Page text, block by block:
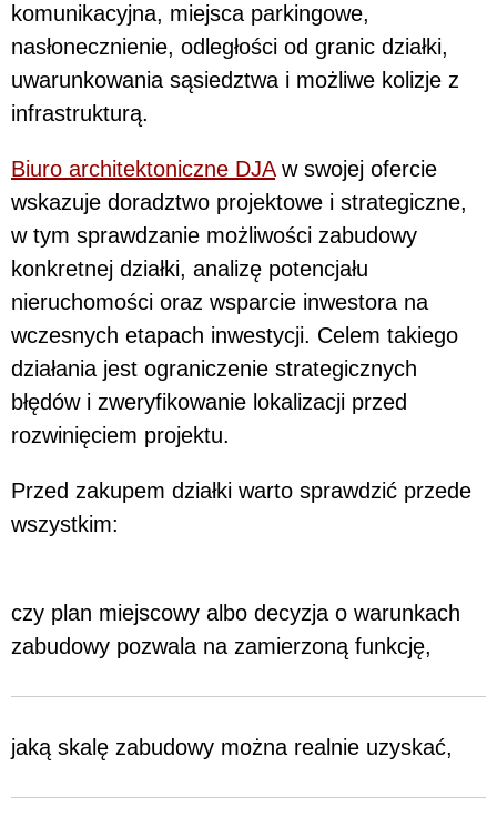
komunikacyjna, miejsca parkingowe,
nasłonecznienie, odległości od granic działki,
uwarunkowania sąsiedztwa i możliwe kolizje z
infrastrukturą.
Biuro architektoniczne DJAw swojej ofercie
wskazuje doradztwo projektowe i strategiczne,
w tym sprawdzanie możliwości zabudowy
konkretnej działki, analizę potencjału
nieruchomości oraz wsparcie inwestora na
wczesnych etapach inwestycji. Celem takiego
działania jest ograniczenie strategicznych
błędów i zweryfikowanie lokalizacji przed
rozwinięciem projektu.
Przed zakupem działki warto sprawdzić przede
wszystkim:
czy plan miejscowy albo decyzja o warunkach
zabudowy pozwala na zamierzoną funkcję,
jaką skalę zabudowy można realnie uzyskać,